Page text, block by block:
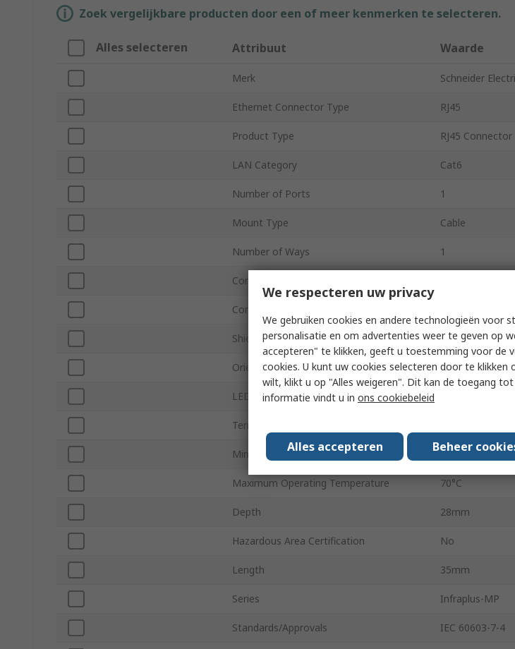
Zoek vergelijkbare producten door een of meer kenmerken te selecteren.
Alles selecteren Attribuut Waarde
Merk Schneider
Ethernet Connector Type RJ45
Product Type RJ45 Connector
LAN Category Cat6
Number of Ports 1
Mount Type Cable
Number of Ways 1
Connector Type
Connector Gender
Shield Type Shielded
Orientation Rectangular
LED
Termination Type
Minimum Operating Temperature -40°C
Maximum Operating Temperature 70°C
Depth 28mm
Hazardous Area Certification No
Length 35mm
Series Infraplus-MP
Standards/Approvals IEC 60603-7-4
We respecteren uw privacy
We gebruiken cookies en andere technologieën voor
personalisatie en om advertenties weer te geven op
accepteren" te klikken, geeft u toestemming voor de
cookies. U kunt uw cookies selecteren door te klikken
wilt, klikt u op "Alles weigeren". Dit kan de toegang
informatie vindt u in ons cookiebeleid
Alles accepteren Beheer